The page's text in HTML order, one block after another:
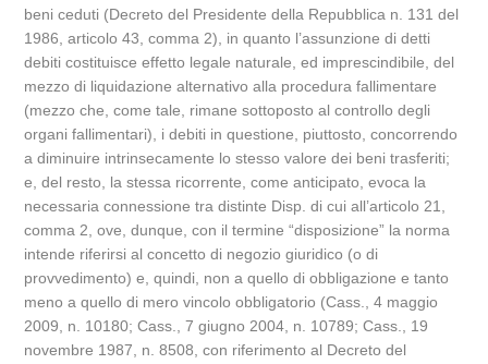
beni ceduti (Decreto del Presidente della Repubblica n. 131 del
1986, articolo 43, comma 2), in quanto l’assunzione di detti
debiti costituisce effetto legale naturale, ed imprescindibile, del
mezzo di liquidazione alternativo alla procedura fallimentare
(mezzo che, come tale, rimane sottoposto al controllo degli
organi fallimentari), i debiti in questione, piuttosto, concorrendo
a diminuire intrinsecamente lo stesso valore dei beni trasferiti;
e, del resto, la stessa ricorrente, come anticipato, evoca la
necessaria connessione tra distinte Disp. di cui all’articolo 21,
comma 2, ove, dunque, con il termine “disposizione” la norma
intende riferirsi al concetto di negozio giuridico (o di
provvedimento) e, quindi, non a quello di obbligazione e tanto
meno a quello di mero vincolo obbligatorio (Cass., 4 maggio
2009, n. 10180; Cass., 7 giugno 2004, n. 10789; Cass., 19
novembre 1987, n. 8508, con riferimento al Decreto del